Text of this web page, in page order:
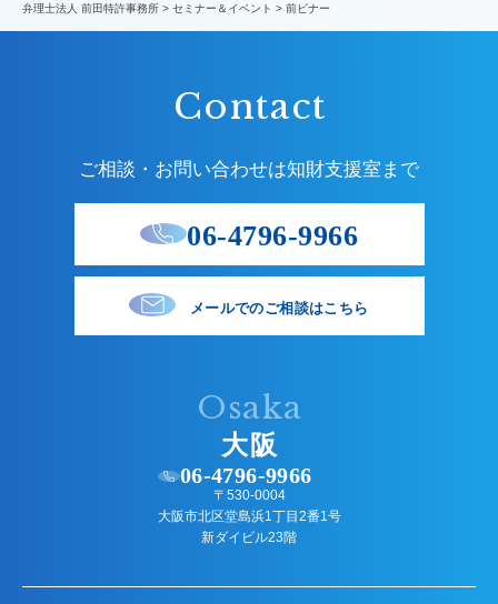
弁理士法人 前田特許事務所 > セミナー＆イベント > 前ビナー
Contact
ご相談・お問い合わせは知財支援室まで
06-4796-9966
メールでのご相談はこちら
Osaka
大阪
06-4796-9966
〒530-0004
大阪市北区堂島浜1丁目2番1号
新ダイビル23階